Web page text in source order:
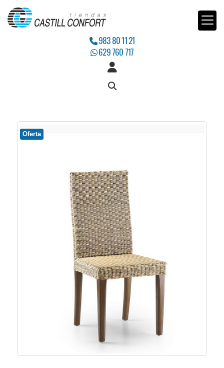
983 80 11 21
629 760 717
Oferta